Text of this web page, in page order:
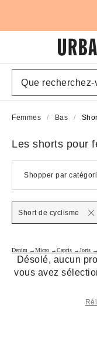
Femmes Bas
Les shorts pour
Shopper par
Short de cyclisme
Denim →Micro →Capris →Jorts →
Désolé, aucun
vous avez